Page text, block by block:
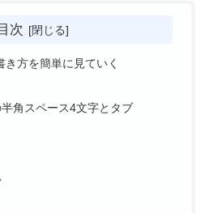
次
き方を簡単に見ていく
角スペース4文字とタブ